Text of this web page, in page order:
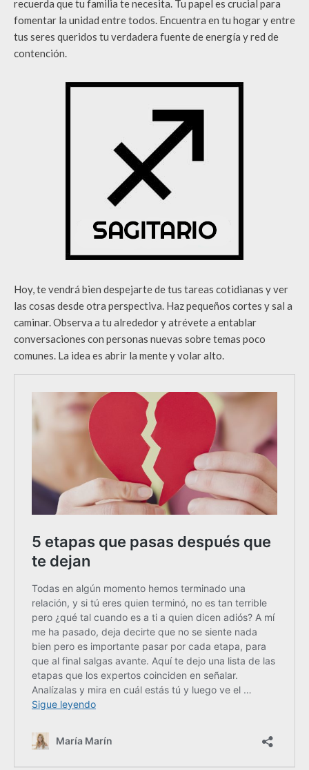
recuerda que tu familia te necesita. Tu papel es crucial para
fomentar la unidad entre todos. Encuentra en tu hogar y entre
tus seres queridos tu verdadera fuente de energía y red de
contención.
Hoy, te vendrá bien despejarte de tus tareas cotidianas y ver
las cosas desde otra perspectiva. Haz pequeños cortes y sal a
caminar. Observa a tu alrededor y atrévete a entablar
conversaciones con personas nuevas sobre temas poco
comunes. La idea es abrir la mente y volar alto.